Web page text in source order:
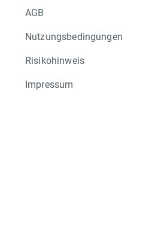
AGB
Nutzungsbedingungen
Risikohinweis
Impressum